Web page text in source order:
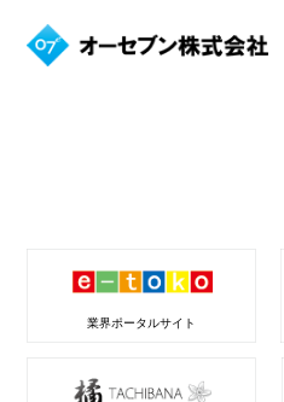
業界ポータルサイト